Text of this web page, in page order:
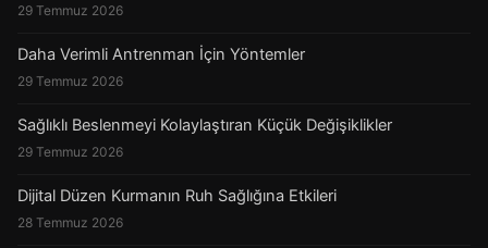
29 Temmuz 2026
Daha Verimli Antrenman İçin Yöntemler
29 Temmuz 2026
Sağlıklı Beslenmeyi Kolaylaştıran Küçük Değişiklikler
29 Temmuz 2026
Dijital Düzen Kurmanın Ruh Sağlığına Etkileri
28 Temmuz 2026